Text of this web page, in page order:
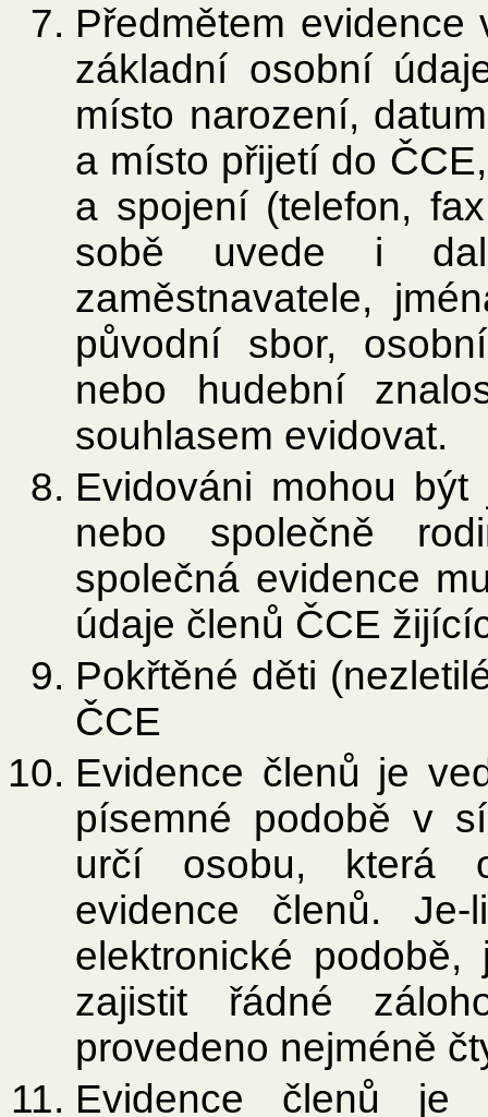
Předmětem
základní osobní
místo narození,
a místo přijetí do
a spojení (telefon,
sobě uvede i
zaměstnavatele,
původní sbor,
nebo hudební
souhlasem evidovat.
Evidováni mohou
nebo společně
společná evidence
údaje členů ČCE
Pokřtěné děti
ČCE
Evidence členů je
písemné podobě v
určí osobu, která
evidence členů.
elektronické
zajistit řádné
provedeno nejméně
Evidence členů je